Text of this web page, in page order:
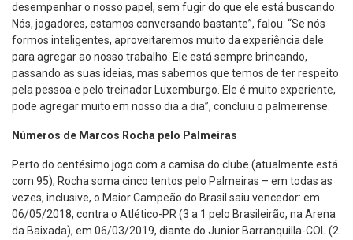
desempenhar o nosso papel, sem fugir do que ele está buscando.
Nós, jogadores, estamos conversando bastante”, falou. “Se nós
formos inteligentes, aproveitaremos muito da experiência dele
para agregar ao nosso trabalho. Ele está sempre brincando,
passando as suas ideias, mas sabemos que temos de ter respeito
pela pessoa e pelo treinador Luxemburgo. Ele é muito experiente,
pode agregar muito em nosso dia a dia”, concluiu o palmeirense.
Números de Marcos Rocha pelo Palmeiras
Perto do centésimo jogo com a camisa do clube (atualmente está
com 95), Rocha soma cinco tentos pelo Palmeiras – em todas as
vezes, inclusive, o Maior Campeão do Brasil saiu vencedor: em
06/05/2018, contra o Atlético-PR (3 a 1 pelo Brasileirão, na Arena
da Baixada), em 06/03/2019, diante do Junior Barranquilla-COL (2